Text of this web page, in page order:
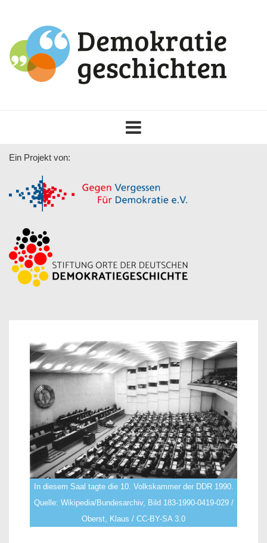
navigation
Ein Projekt von:
In diesem Saal tagte die 10. Volkskammer der DDR 1990.
Quelle: Wikipedia/Bundesarchiv, Bild 183-1990-0419-029 /
Oberst, Klaus / CC-BY-SA 3.0